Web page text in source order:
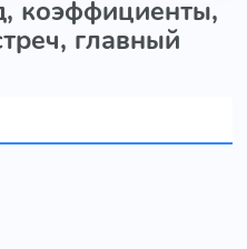
коэффициенты,
главный